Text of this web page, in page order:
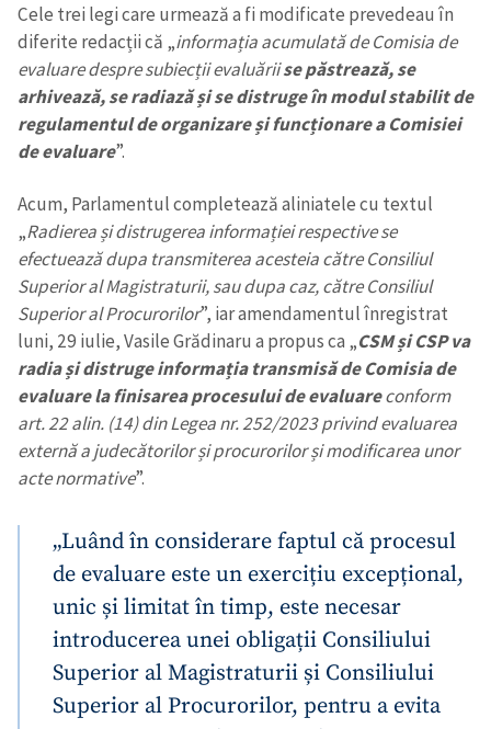
Cele trei legi care urmează a fi modificate prevedeau în
diferite redacții că „informația acumulată de Comisia de
evaluare despre subiecții evaluăriise păstrează, se
arhivează, se radiază și se distruge în modul stabilit de
regulamentul de organizare și funcționare a Comisiei
de evaluare”.
Acum, Parlamentul completează aliniatele cu textul
„Radierea și distrugerea informației respective se
efectuează dupa transmiterea acesteia către Consiliul
Superior al Magistraturii, sau dupa caz, către Consiliul
Superior al Procurorilor”, iar amendamentul înregistrat
luni, 29 iulie, Vasile Grădinaru a propus ca „CSM și CSP va
radia și distruge informația transmisă de Comisia de
evaluare la finisarea procesului de evaluareconform
art. 22 alin. (14) din Legea nr. 252/2023 privind evaluarea
externă a judecătorilor și procurorilor și modificarea unor
acte normative”.
„Luând în considerare faptul că procesul
de evaluare este un exercițiu excepțional,
unic și limitat în timp, este necesar
introducerea unei obligații Consiliului
Superior al Magistraturii și Consiliului
Superior al Procurorilor, pentru a evita
ȘTIREA MEA
Titlu știre+ Adaugă titlu
Fotografie
+ Încarcă imagine
Link media+ Link media
Mesajul știrei
+ Mesajul știrei